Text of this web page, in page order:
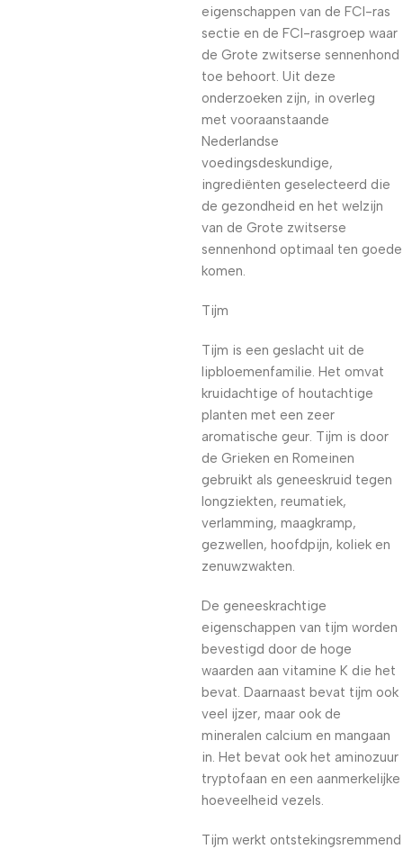
eigenschappen van de FCI-ras
sectie en de FCI-rasgroep waar
de Grote zwitserse sennenhond
toe behoort. Uit deze
onderzoeken zijn, in overleg
met vooraanstaande
Nederlandse
voedingsdeskundige,
ingrediënten geselecteerd die
de gezondheid en het welzijn
van de Grote zwitserse
sennenhond optimaal ten goede
komen.
Tijm
Tijm is een geslacht uit de
lipbloemenfamilie. Het omvat
kruidachtige of houtachtige
planten met een zeer
aromatische geur. Tijm is door
de Grieken en Romeinen
gebruikt als geneeskruid tegen
longziekten, reumatiek,
verlamming, maagkramp,
gezwellen, hoofdpijn, koliek en
zenuwzwakten.
De geneeskrachtige
eigenschappen van tijm worden
bevestigd door de hoge
waarden aan vitamine K die het
bevat. Daarnaast bevat tijm ook
veel ijzer, maar ook de
mineralen calcium en mangaan
in. Het bevat ook het aminozuur
tryptofaan en een aanmerkelijke
hoeveelheid vezels.
Tijm werkt ontstekingsremmend